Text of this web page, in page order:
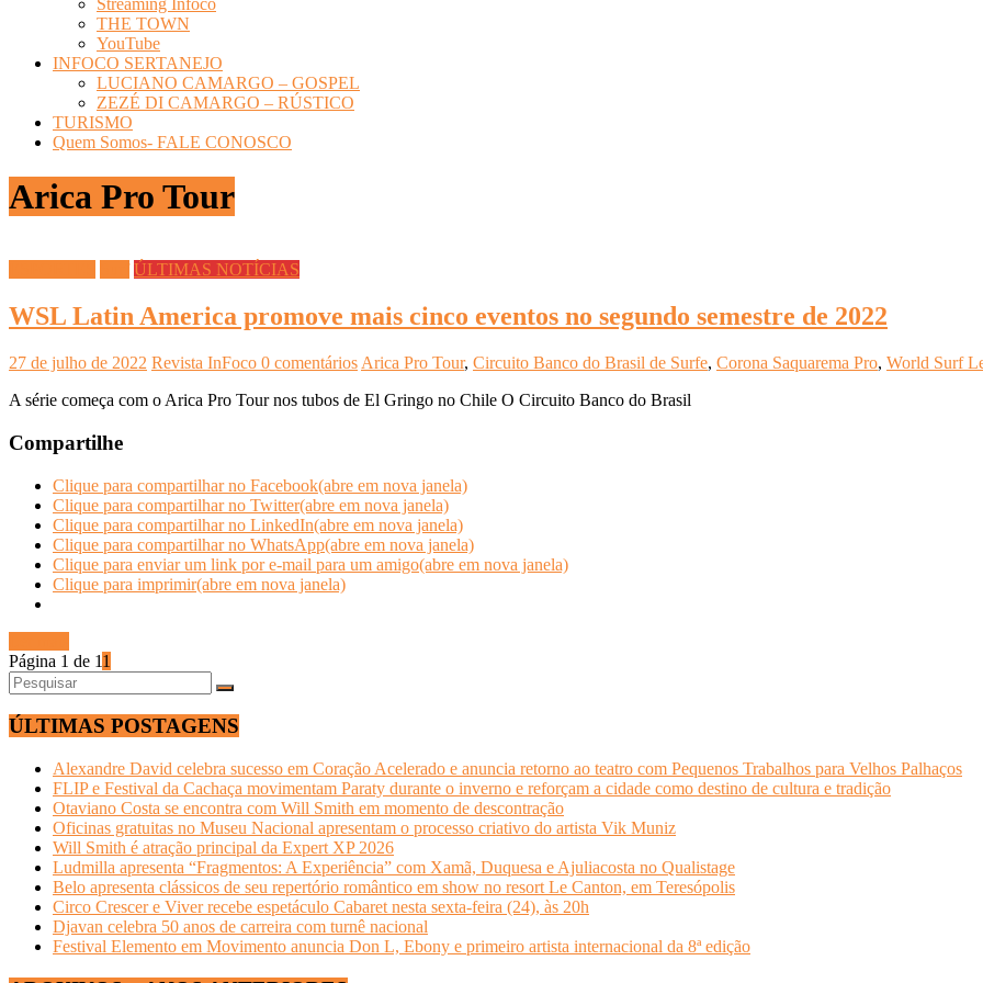
Streaming Infoco
THE TOWN
YouTube
INFOCO SERTANEJO
LUCIANO CAMARGO – GOSPEL
ZEZÉ DI CAMARGO – RÚSTICO
TURISMO
Quem Somos- FALE CONOSCO
Arica Pro Tour
ÚLTIMAS NOTÍCIAS
WSL Latin America promove mais cinco eventos no segundo semestre de 2022
27 de julho de 2022 Revista InFoco 0 comentários Arica Pro Tour, Circuito Banco do Brasil de Surfe, Corona Saquarema Pro, World Surf
A série começa com o Arica Pro Tour nos tubos de El Gringo no Chile O Circuito Banco do Brasil
Compartilhe
Clique para compartilhar no Facebook(abre em nova janela)
Clique para compartilhar no Twitter(abre em nova janela)
Clique para compartilhar no LinkedIn(abre em nova janela)
Clique para compartilhar no WhatsApp(abre em nova janela)
Clique para enviar um link por e-mail para um amigo(abre em nova janela)
Clique para imprimir(abre em nova janela)
Página 1 de 11
ÚLTIMAS POSTAGENS
Alexandre David celebra sucesso em Coração Acelerado e anuncia retorno ao teatro com Pequenos Trabalhos para Velhos Palhaços
FLIP e Festival da Cachaça movimentam Paraty durante o inverno e reforçam a cidade como destino de cultura e tradição
Otaviano Costa se encontra com Will Smith em momento de descontração
Oficinas gratuitas no Museu Nacional apresentam o processo criativo do artista Vik Muniz
Will Smith é atração principal da Expert XP 2026
Ludmilla apresenta “Fragmentos: A Experiência” com Xamã, Duquesa e Ajuliacosta no Qualistage
Belo apresenta clássicos de seu repertório romântico em show no resort Le Canton, em Teresópolis
Circo Crescer e Viver recebe espetáculo Cabaret nesta sexta-feira (24), às 20h
Djavan celebra 50 anos de carreira com turnê nacional
Festival Elemento em Movimento anuncia Don L, Ebony e primeiro artista internacional da 8ª edição